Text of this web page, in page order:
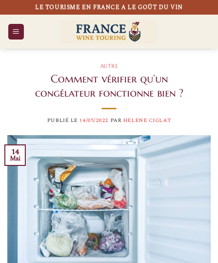
au
contenu
LE TOURISME EN FRANCE A LE GOÛT DU VIN
AUTRE
Comment vérifier qu’un
congélateur fonctionne bien ?
PUBLIÉ LE 14/05/2022 PAR HELENE CIGLAT
14
Mai